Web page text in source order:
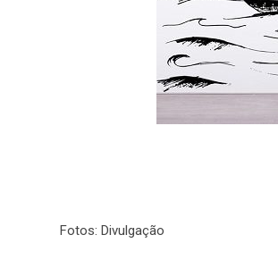
Fotos: Divulgação